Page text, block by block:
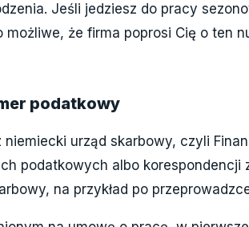
Jeśli jedziesz do pracy
że firma poprosi Cię o ten
podatkowy
urząd skarbowy, czyli
podatkowych albo korespondencji
na przykład po